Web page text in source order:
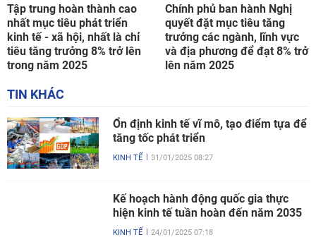
Tập trung hoàn thành cao
nhất mục tiêu phát triển
kinh tế - xã hội, nhất là chỉ
tiêu tăng trưởng 8% trở lên
trong năm 2025
Chính phủ ban hành Nghị
quyết đặt mục tiêu tăng
trưởng các ngành, lĩnh vực
và địa phương để đạt 8% trở
lên năm 2025
TIN KHÁC
Ổn định kinh tế vĩ mô, tạo điểm tựa để
tăng tốc phát triển
KINH TẾ 31/01/2025 08:27
Kế hoạch hành động quốc gia thực
hiện kinh tế tuần hoàn đến năm 2035
KINH TẾ 24/01/2025 07:18